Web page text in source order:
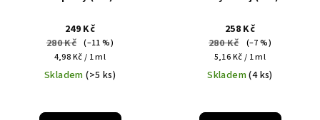
249 Kč
280 Kč (–11 %)
Měrná
cena:
4,98 Kč / 1 ml
Skladem(>5 ks)
258 Kč
280 Kč
(–7 %)
Měrná
cena:
5,16 Kč / 1 ml
Skladem(4 ks)